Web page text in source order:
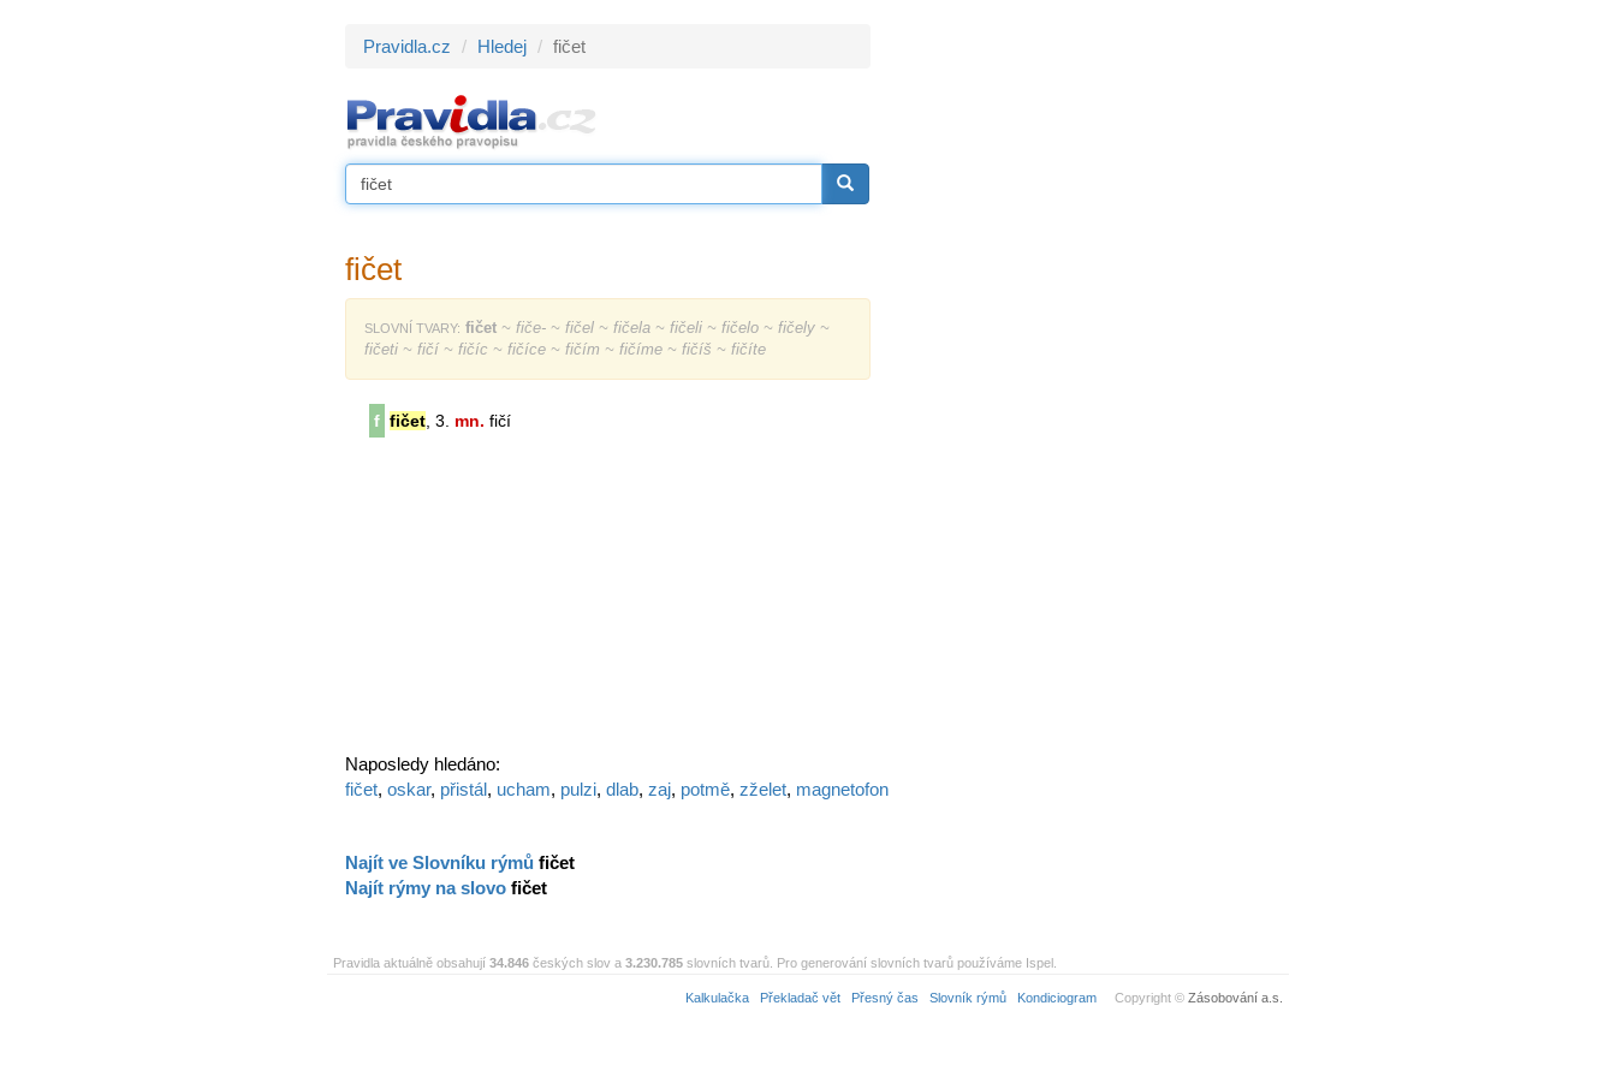
Pravidla.cz Hledej fičet
fičet
SLOVNÍ TVARY: fičet ~ fiče- ~ fičel ~ fičela ~ fičeli ~ fičelo ~ fičely ~
fičeti ~ fičí ~ fičíc ~ fičíce ~ fičím ~ fičíme ~ fičíš ~ fičíte
f fičet , 3. mn. fičí
Naposledy hledáno:
fičet, oskar, přistál, ucham, pulzi, dlab, zaj, potmě, zželet, magnetofon
Najít ve Slovníku rýmů fičet
Najít rýmy na slovo fičet
Pravidla aktuálně obsahují 34.846 českých slov a 3.230.785 slovních tvarů. Pro generování slovních tvarů používáme Ispel.
Kalkulačka Překladač vět Přesný čas Slovník rýmů Kondiciogram Copyright © Zásobování a.s.